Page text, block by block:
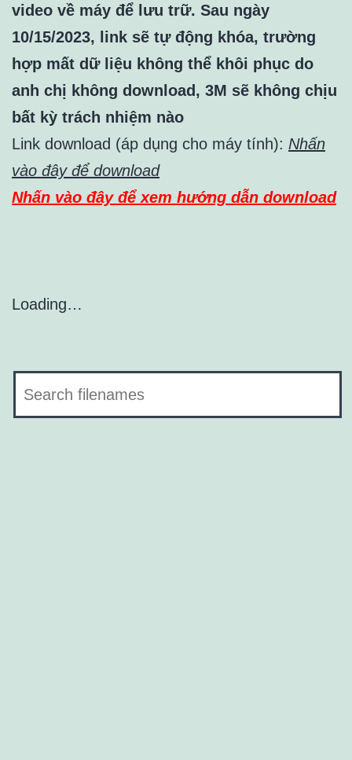
video về máy để lưu trữ. Sau ngày
10/15/2023, link sẽ tự động khóa, trường
hợp mất dữ liệu không thể khôi phục do
anh chị không download, 3M sẽ không chịu
bất kỳ trách nhiệm nào
Link download (áp dụng cho máy tính): Nhấn
vào đây để download
Nhấn vào đây để xem hướng dẫn download
Loading…